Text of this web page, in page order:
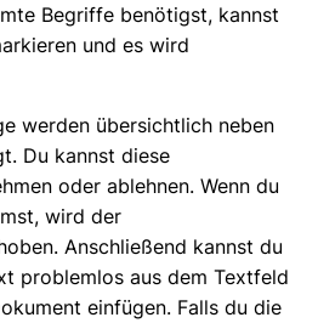
Begriffe benötigst, kannst
und es wird
werden übersichtlich neben
Du kannst diese
oder ablehnen. Wenn du
wird der
Anschließend kannst du
problemlos aus dem Textfeld
einfügen. Falls du die